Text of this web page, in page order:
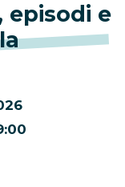
episodi e